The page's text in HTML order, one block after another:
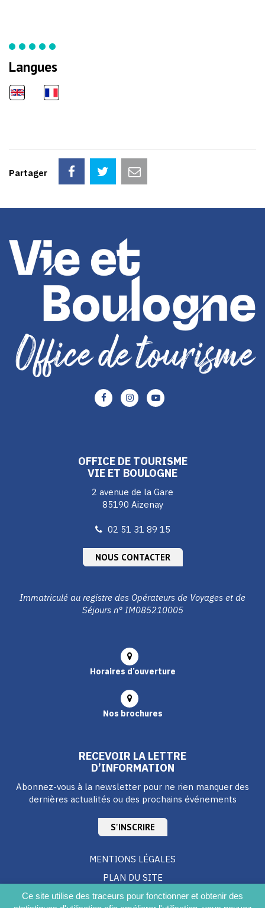
Ce site utilise des traceurs pour fonctionner et obtenir des
Langues
Partager
Lien
vers
Lien
vers
Lien
OFFICE DE TOURISME
VIE ET BOULOGNE
2 avenue de la Gare
85190 Aizenay
02 51 31 89 15
NOUS CONTACTER
Immatriculé au registre des Opérateurs de Voyages et de
Séjours n° IM085210005
Horaires d’ouverture
Nos brochures
RECEVOIR LA LETTRE
D’INFORMATION
Abonnez-vous à la newsletter pour ne rien manquer des
dernières actualités ou des prochains événements
S'INSCRIRE
MENTIONS LÉGALES
PLAN DU SITE
CRÉDITS